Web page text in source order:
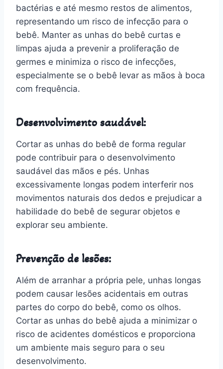
bactérias e até mesmo restos de alimentos,
representando um risco de infecção para o
bebê. Manter as unhas do bebê curtas e
limpas ajuda a prevenir a proliferação de
germes e minimiza o risco de infecções,
especialmente se o bebê levar as mãos à boca
com frequência.
Desenvolvimento saudável:
Cortar as unhas do bebê de forma regular
pode contribuir para o desenvolvimento
saudável das mãos e pés. Unhas
excessivamente longas podem interferir nos
movimentos naturais dos dedos e prejudicar a
habilidade do bebê de segurar objetos e
explorar seu ambiente.
Prevenção de lesões:
Além de arranhar a própria pele, unhas longas
podem causar lesões acidentais em outras
partes do corpo do bebê, como os olhos.
Cortar as unhas do bebê ajuda a minimizar o
risco de acidentes domésticos e proporciona
um ambiente mais seguro para o seu
desenvolvimento.